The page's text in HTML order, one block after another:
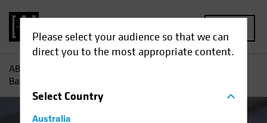
Please select your audience so that we can
direct you to the most appropriate content.
SelectCountry
Australia
AB
Banker